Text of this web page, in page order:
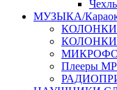
МУЗЫКА/
КОЛОНКИ
КОЛОНКИ
Плееры